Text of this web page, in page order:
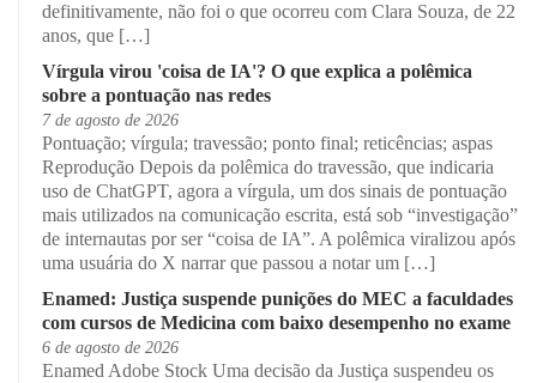
definitivamente, não foi o que ocorreu com Clara Souza, de 22
anos, que […]
Vírgula virou 'coisa de IA'? O que explica a polêmica
sobre a pontuação nas redes
7 de agosto de 2026
Pontuação; vírgula; travessão; ponto final; reticências; aspas
Reprodução Depois da polêmica do travessão, que indicaria
uso de ChatGPT, agora a vírgula, um dos sinais de pontuação
mais utilizados na comunicação escrita, está sob “investigação”
de internautas por ser “coisa de IA”. A polêmica viralizou após
uma usuária do X narrar que passou a notar um […]
Enamed: Justiça suspende punições do MEC a faculdades
com cursos de Medicina com baixo desempenho no exame
6 de agosto de 2026
Enamed Adobe Stock Uma decisão da Justiça suspendeu os